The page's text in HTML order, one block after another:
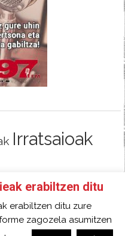
Irratsaioak
FACEBOOK
SARRERA
erabiltzen ditu
erabiltzen ditu zure
zagozela asumitzen